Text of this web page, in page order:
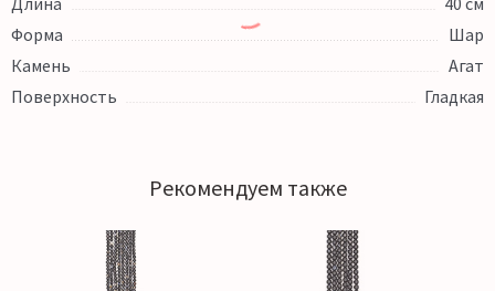
Форма
Шар
Камень
Агат
Поверхность
Гладкая
Рекомендуем также